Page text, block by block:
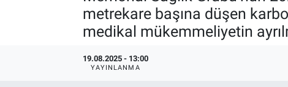
metrekare başına düşen
medikal mükemmeliyetin
19.08.2025 - 13:00
YAYINLANMA
Depolama Çözümleri
İnşaat ve Malzeme